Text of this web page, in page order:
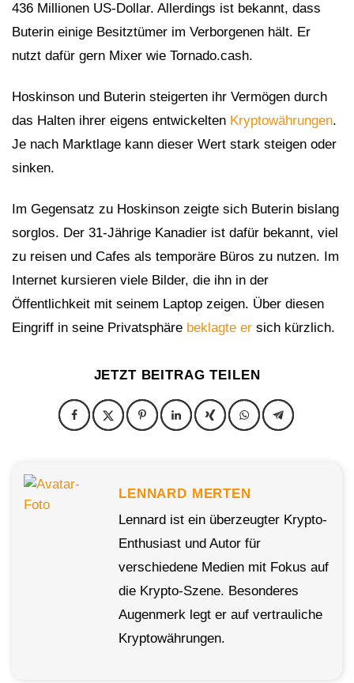
436 Millionen US-Dollar. Allerdings ist bekannt, dass
Buterin einige Besitztümer im Verborgenen hält. Er
nutzt dafür gern Mixer wie Tornado.cash.
Hoskinson und Buterin steigerten ihr Vermögen durch
das Halten ihrer eigens entwickelten Kryptowährungen.
Je nach Marktlage kann dieser Wert stark steigen oder
sinken.
Im Gegensatz zu Hoskinson zeigte sich Buterin bislang
sorglos. Der 31-Jährige Kanadier ist dafür bekannt, viel
zu reisen und Cafes als temporäre Büros zu nutzen. Im
Internet kursieren viele Bilder, die ihn in der
Öffentlichkeit mit seinem Laptop zeigen. Über diesen
Eingriff in seine Privatsphäre beklagte er sich kürzlich.
JETZT BEITRAG TEILEN
LENNARD MERTEN
Lennard ist ein überzeugter Krypto-
Enthusiast und Autor für
verschiedene Medien mit Fokus auf
die Krypto-Szene. Besonderes
Augenmerk legt er auf vertrauliche
Kryptowährungen.